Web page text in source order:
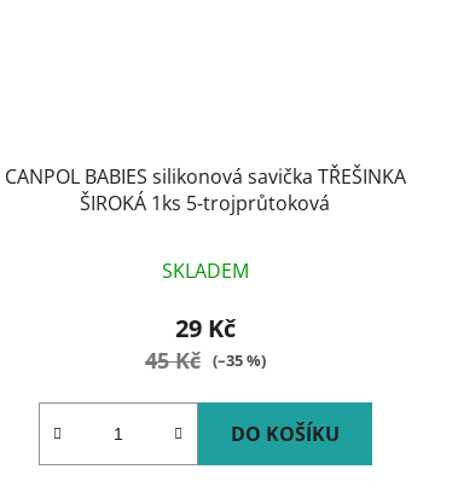
CANPOL BABIES silikonová savička TŘEŠINKA
ŠIROKÁ 1ks 5-trojprůtoková
SKLADEM
29 Kč
45 Kč (–35 %)
DO KOŠÍKU